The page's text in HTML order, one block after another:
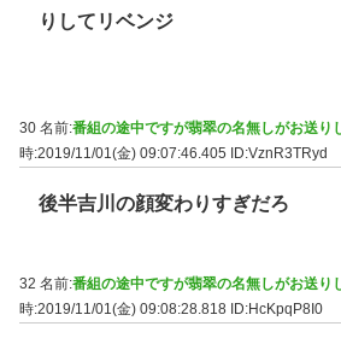
りしてリベンジ
30 名前:番組の途中ですが翡翠の名無しがお送り
時:2019/11/01(金) 09:07:46.405
ID:VznR3TRyd
後半吉川の顔変わりすぎだろ
32 名前:番組の途中ですが翡翠の名無しがお送り
時:2019/11/01(金) 09:08:28.818 ID:HcKpqP8I0